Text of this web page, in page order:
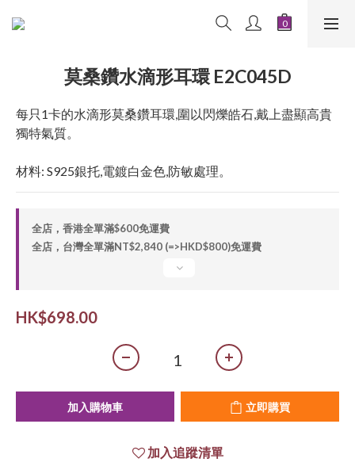
莫桑鑽水滴形耳環 E2C045D
每只1卡的水滴形莫桑鑽耳環,圍以閃爍皓石,戴上盡顯高貴
獨特氣質。
材料: S925銀托,電鍍白金色,防敏處理。
全店，香港全單滿$600免運費
全店，台灣全單滿NT$2,840 (=>HKD$800)免運費
HK$698.00
加入購物車 立即購買
加入追蹤清單